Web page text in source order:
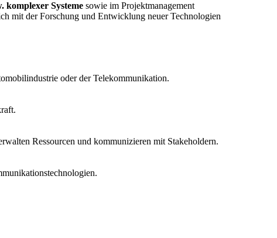
komplexer Systeme sowie im Projektmanagement
mit der Forschung und Entwicklung neuer Technologien
oder der Telekommunikation.
Ressourcen und kommunizieren mit Stakeholdern.